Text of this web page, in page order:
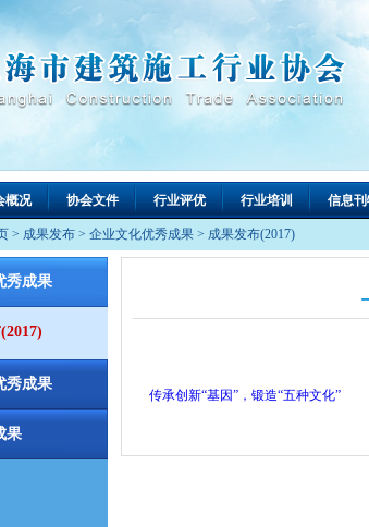
概况 协会文件 行业评优 行业培训 信息
> 成果发布 > 企业文化优秀成果 > 成果发布(2017)
秀成果
秀成果
果
传承创新“基因”，锻造“五种文化”